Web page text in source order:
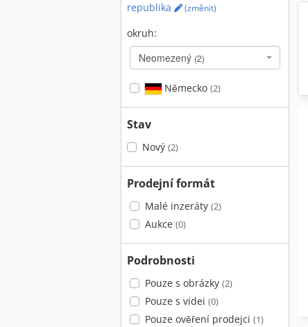
republika
(změnit)
okruh:
Neomezený (2)
Německo (2)
Stav
Nový (2)
Prodejní formát
Malé inzeráty (2)
Aukce (0)
Podrobnosti
Pouze s obrázky (2)
Pouze s videi (0)
Pouze ověření prodejci (1)